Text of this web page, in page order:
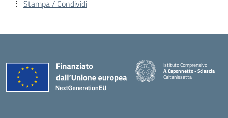
Stampa / Condividi
Istituto Comprensivo
A.Caponnetto - Sciascia
Caltanissetta